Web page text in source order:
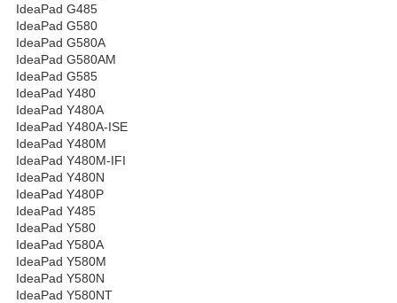
IdeaPad G485
IdeaPad G580
IdeaPad G580A
IdeaPad G580AM
IdeaPad G585
IdeaPad Y480
IdeaPad Y480A
IdeaPad Y480A-ISE
IdeaPad Y480M
IdeaPad Y480M-IFI
IdeaPad Y480N
IdeaPad Y480P
IdeaPad Y485
IdeaPad Y580
IdeaPad Y580A
IdeaPad Y580M
IdeaPad Y580N
IdeaPad Y580NT